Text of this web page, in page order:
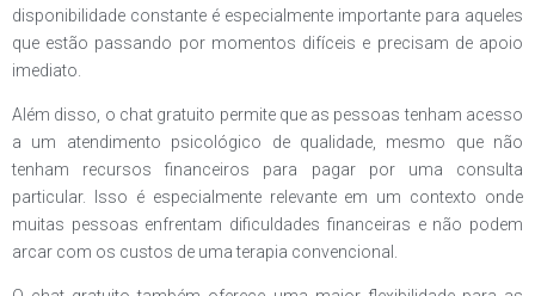
disponibilidade constante é especialmente importante para aqueles
que estão passando por momentos difíceis e precisam de apoio
imediato.
Além disso, o chat gratuito permite que as pessoas tenham acesso
a um atendimento psicológico de qualidade, mesmo que não
tenham recursos financeiros para pagar por uma consulta
particular. Isso é especialmente relevante em um contexto onde
muitas pessoas enfrentam dificuldades financeiras e não podem
arcar com os custos de uma terapia convencional.